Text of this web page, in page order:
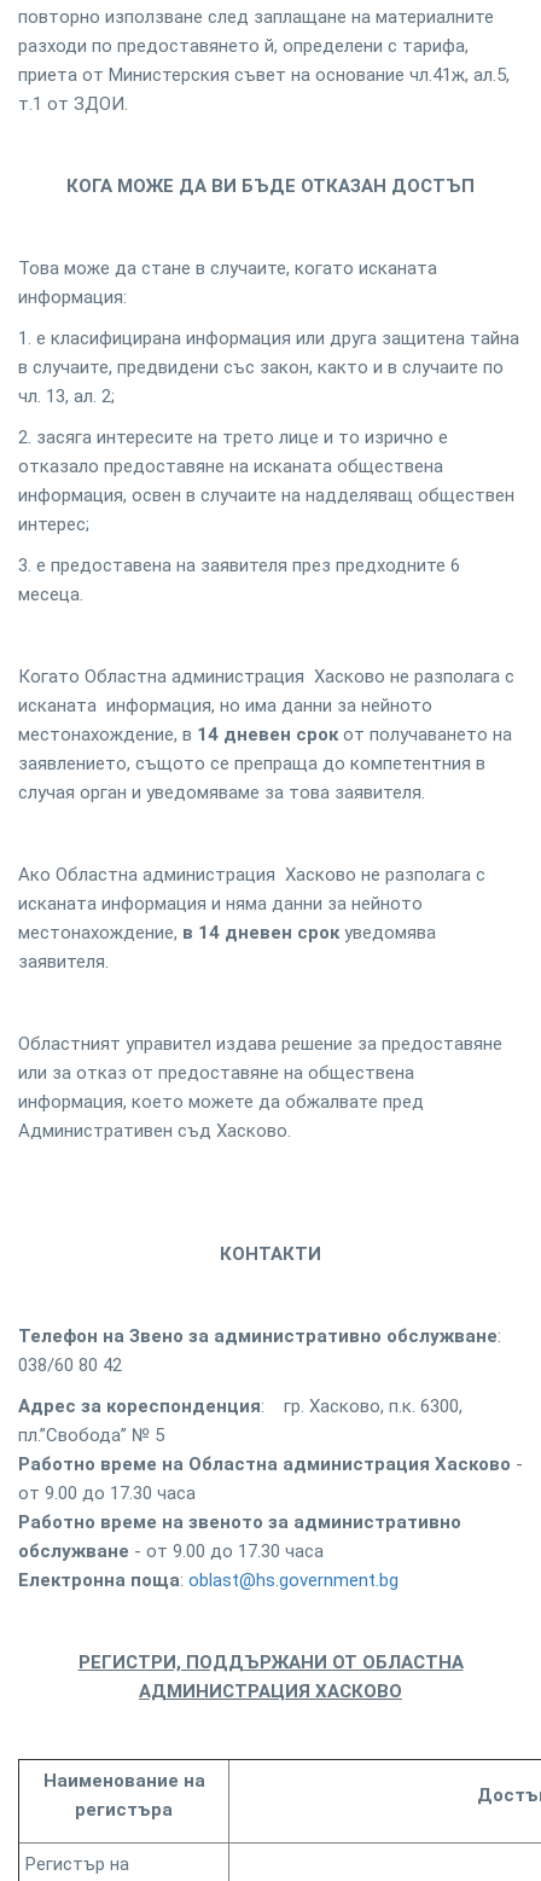
повторно използване след заплащане на материалните
разходи по предоставянето й, определени с тарифа,
приета от Министерския съвет на основание чл.41ж, ал.5,
т.1 от ЗДОИ.
КОГА МОЖЕ ДА ВИ БЪДЕ ОТКАЗАН ДОСТЪП
Това може да стане в случаите, когато исканата
информация:
1. е класифицирана информация или друга защитена тайна
в случаите, предвидени със закон, както и в случаите по
чл. 13, ал. 2;
2. засяга интересите на трето лице и то изрично е
отказало предоставяне на исканата обществена
информация, освен в случаите на надделяващ обществен
интерес;
3. е предоставена на заявителя през предходните 6
месеца.
Когато Областна администрация Хасково не разполага с
исканата информация, но има данни за нейното
местонахождение, в 14 дневен срокот получаването на
заявлението, същото се препраща до компетентния в
случая орган и уведомяваме за това заявителя.
Ако Областна администрация Хасково не разполага с
исканата информация и няма данни за нейното
местонахождение, в 14 дневен срокуведомява
заявителя.
Областният управител издава решение за предоставяне
или за отказ от предоставяне на обществена
информация, което можете да обжалвате пред
Административен съд Хасково.
КОНТАКТИ
Телефон на Звено за административно обслужване:
038/60 80 42
Адрес за кореспонденция: гр. Хасково, п.к. 6300,
пл.”Свобода” № 5
Работно време на Областна администрация Хасково -
от 9.00 до 17.30 часа
Работно време на звеното за административно
обслужване - от 9.00 до 17.30 часа
Електронна поща: oblast@hs.government.bg
РЕГИСТРИ, ПОДДЪРЖАНИ ОТ ОБЛАСТНА
АДМИНИСТРАЦИЯ ХАСКОВО
Наименование на
регистъра
Регистър на